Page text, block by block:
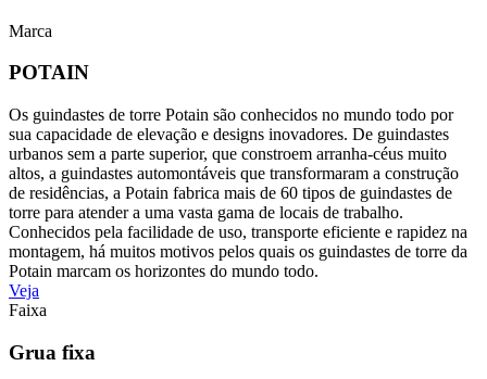
Marca
POTAIN
Os guindastes de torre Potain são conhecidos no mundo todo por
sua capacidade de elevação e designs inovadores. De guindastes
urbanos sem a parte superior, que constroem arranha-céus muito
altos, a guindastes automontáveis que transformaram a construção
de residências, a Potain fabrica mais de 60 tipos de guindastes de
torre para atender a uma vasta gama de locais de trabalho.
Conhecidos pela facilidade de uso, transporte eficiente e rapidez na
montagem, há muitos motivos pelos quais os guindastes de torre da
Potain marcam os horizontes do mundo todo.
Veja
Faixa
Grua fixa